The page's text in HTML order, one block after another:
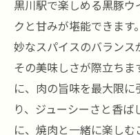
黒川駅で楽しめる黒豚
クと甘みが堪能できま
妙なスパイスのバラン
その美味しさが際立ち
に、肉の旨味を最大限
り、ジューシーさと香
に、焼肉と一緒に楽し